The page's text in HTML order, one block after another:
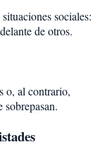
sociales:
de otros.
o, al contrario,